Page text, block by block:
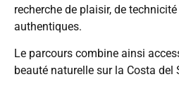
recherche de plaisir, de
authentiques.
Le parcours combine ainsi
beauté naturelle sur la Costa del